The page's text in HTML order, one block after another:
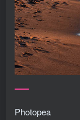
Photopea